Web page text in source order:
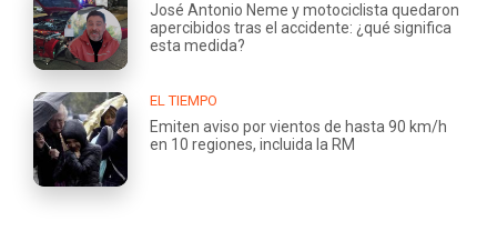
José Antonio Neme y motociclista quedaron
apercibidos tras el accidente: ¿qué significa
esta medida?
EL TIEMPO
Emiten aviso por vientos de hasta 90 km/h
en 10 regiones, incluida la RM